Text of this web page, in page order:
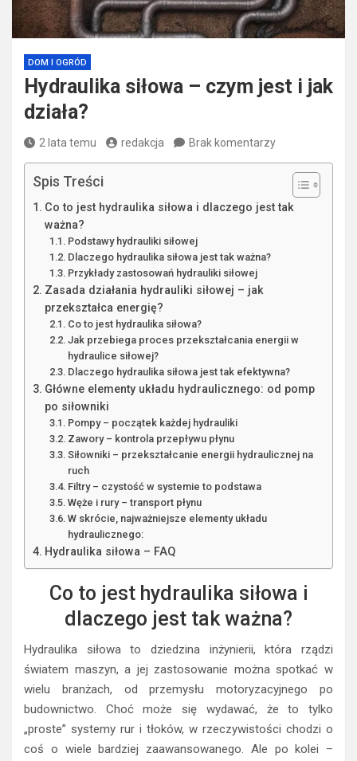
DOM I OGRÓD
Hydraulika siłowa – czym jest i jak
działa?
2 lata temu redakcja Brak komentarzy
Spis Treści
Co to jest hydraulika siłowa i dlaczego jest tak
ważna?
Podstawy hydrauliki siłowej
Dlaczego hydraulika siłowa jest tak ważna?
Przykłady zastosowań hydrauliki siłowej
Zasada działania hydrauliki siłowej – jak
przekształca energię?
Co to jest hydraulika siłowa?
Jak przebiega proces przekształcania energii w
hydraulice siłowej?
Dlaczego hydraulika siłowa jest tak efektywna?
Główne elementy układu hydraulicznego: od pomp
po siłowniki
Pompy – początek każdej hydrauliki
Zawory – kontrola przepływu płynu
Siłowniki – przekształcanie energii hydraulicznej na
ruch
Filtry – czystość w systemie to podstawa
Węże i rury – transport płynu
W skrócie, najważniejsze elementy układu
hydraulicznego:
Hydraulika siłowa – FAQ
Co to jest hydraulika siłowa i
dlaczego jest tak ważna?
Hydraulika siłowa to dziedzina inżynierii, która rządzi
światem maszyn, a jej zastosowanie można spotkać w
wielu branżach, od przemysłu motoryzacyjnego po
budownictwo. Choć może się wydawać, że to tylko
„proste” systemy rur i tłoków, w rzeczywistości chodzi o
coś o wiele bardziej zaawansowanego. Ale po kolei –